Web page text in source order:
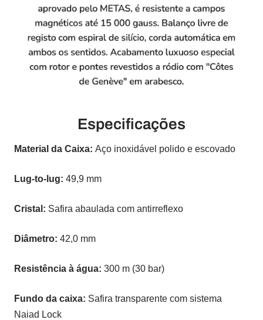
Especificações
Material da Caixa: Aço inoxidável polido e escovado
Lug-to-lug: 49,9 mm
Cristal: Safira abaulada com antirreflexo
Diâmetro: 42,0 mm
Resistência à água: 300 m (30 bar)
Fundo da caixa: Safira transparente com sistema
Naiad Lock